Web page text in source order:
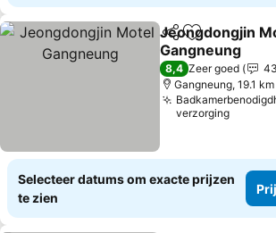
DelenToevoegen
Jeongdongjin
Gangneung
Prijzen bekijken
8,4 Zeer goed
Gangneung, 19.1
verzorging
Selecteer datums om exacte prijzen
te zien